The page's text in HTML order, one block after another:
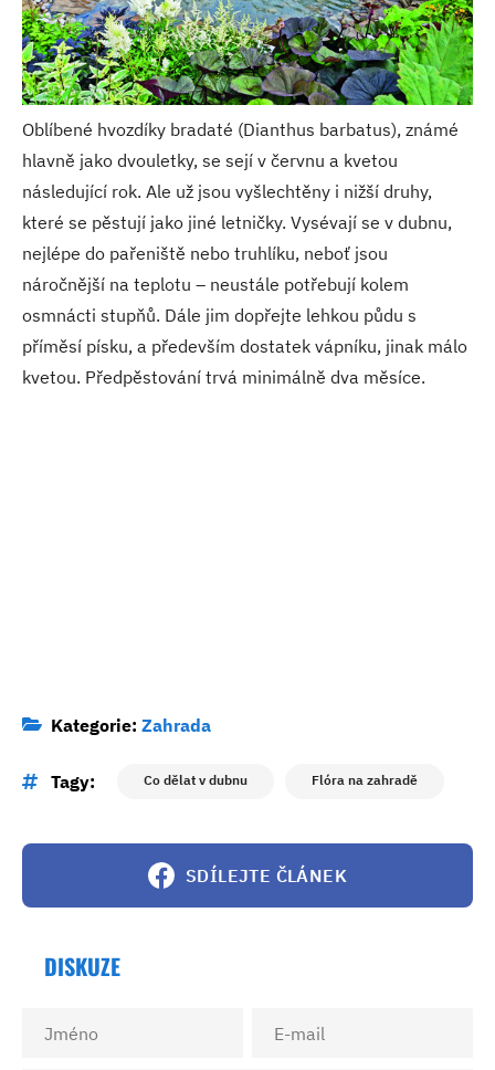
Oblíbené hvozdíky bradaté (Dianthus barbatus), známé
hlavně jako dvouletky, se sejí v červnu a kvetou
následující rok. Ale už jsou vyšlechtěny i nižší druhy,
které se pěstují jako jiné letničky. Vysévají se v dubnu,
nejlépe do pařeniště nebo truhlíku, neboť jsou
náročnější na teplotu – neustále potřebují kolem
osmnácti stupňů. Dále jim dopřejte lehkou půdu s
příměsí písku, a především dostatek vápníku, jinak málo
kvetou. Předpěstování trvá minimálně dva měsíce.
Kategorie: Zahrada
Tagy: Co dělat v dubnu Flóra na zahradě
SDÍLEJTE ČLÁNEK
DISKUZE